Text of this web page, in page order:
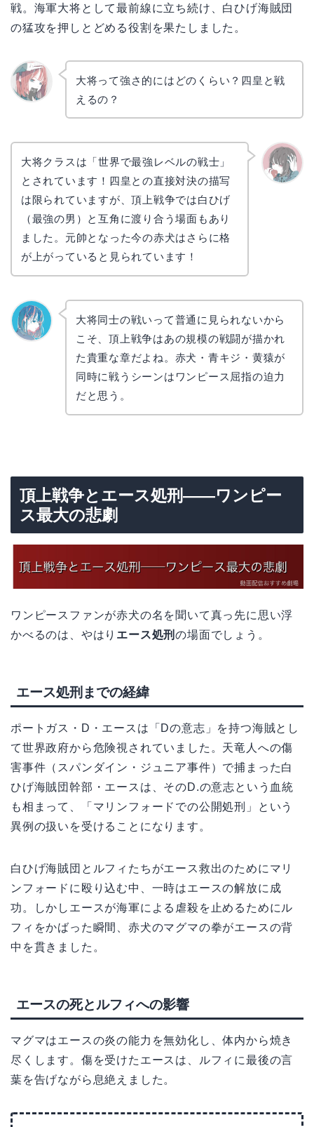
戦。海軍大将として最前線に立ち続け、白ひげ海賊団
の猛攻を押しとどめる役割を果たしました。
大将って強さ的にはどのくらい？四皇と戦
えるの？
大将クラスは「世界で最強レベルの戦士」
とされています！四皇との直接対決の描写
は限られていますが、頂上戦争では白ひげ
（最強の男）と互角に渡り合う場面もあり
ました。元帥となった今の赤犬はさらに格
が上がっていると見られています！
大将同士の戦いって普通に見られないから
こそ、頂上戦争はあの規模の戦闘が描かれ
た貴重な章だよね。赤犬・青キジ・黄猿が
同時に戦うシーンはワンピース屈指の迫力
だと思う。
頂上戦争とエース処刑——ワンピー
ス最大の悲劇
ワンピースファンが赤犬の名を聞いて真っ先に思い浮
かべるのは、やはり エース処刑の場面でしょう。
エース処刑までの経緯
ポートガス・D・エースは「Dの意志」を持つ海賊とし
て世界政府から危険視されていました。天竜人への傷
害事件（スパンダイン・ジュニア事件）で捕まった白
ひげ海賊団幹部・エースは、そのD.の意志という血統
も相まって、「マリンフォードでの公開処刑」という
異例の扱いを受けることになります。
白ひげ海賊団とルフィたちがエース救出のためにマリ
ンフォードに殴り込む中、一時はエースの解放に成
功。しかしエースが海軍による虐殺を止めるためにル
フィをかばった瞬間、赤犬のマグマの拳がエースの背
中を貫きました。
エースの死とルフィへの影響
マグマはエースの炎の能力を無効化し、体内から焼き
尽くします。傷を受けたエースは、ルフィに最後の言
葉を告げながら息絶えました。